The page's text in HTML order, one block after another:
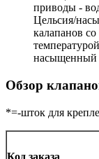
приводы -
Цельсия/
калапанов
насыщенный
Обзор
*=-шток для
Код заказа